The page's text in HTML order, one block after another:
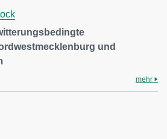
und
mehr